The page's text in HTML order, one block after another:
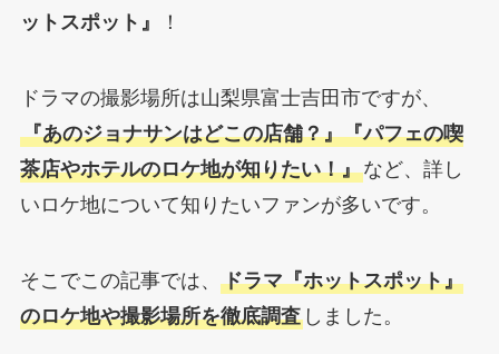
ットスポット』
！
ドラマの撮影場所は山梨県富士吉田市ですが、
『あのジョナサンはどこの店舗？』『パフェの喫
茶店やホテルのロケ地が知りたい！』など、詳し
いロケ地について知りたいファンが多いです。
そこでこの記事では、 ドラマ『ホットスポット』
のロケ地や撮影場所を徹底調査しました。